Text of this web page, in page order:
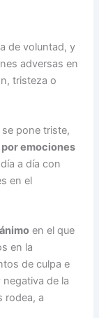
de voluntad, y
adversas en
tristeza o
pone triste,
emociones
a día con
en el
en el que
en la
de culpa e
de la
rodea, a